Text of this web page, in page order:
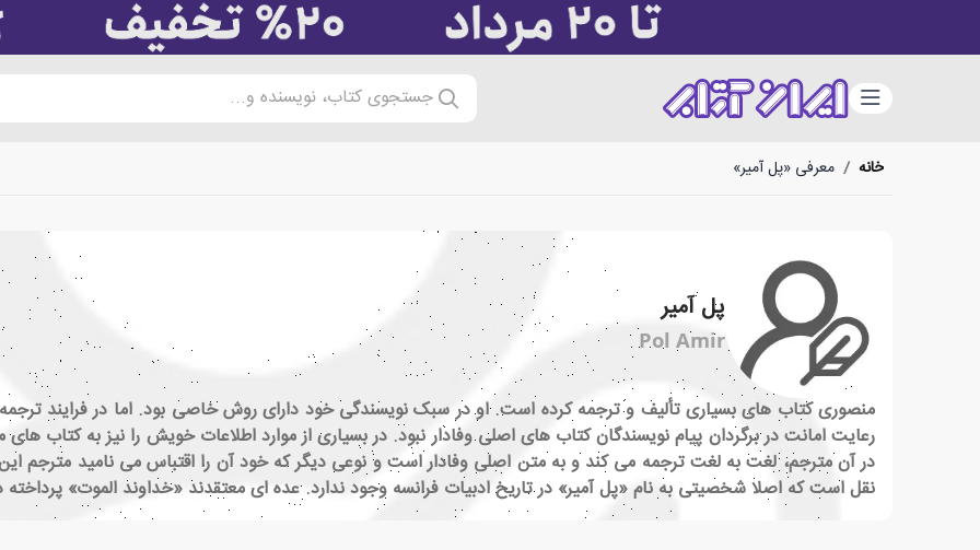
دسته‌بندی جستجوی کتاب، نویسنده و...
خانه / معرفی «پل آمیر»
پل آمیر
Pol Amir
منصوری کتاب های بسیاری تألیف و ترجمه کرده است. او در سبک نویسندگی خود دارای روش خاصی بود. اما در فرایند
رعایت امانت در برگردان پیام نویسندگان کتاب های اصلی وفادار نبود. در بسیاری از موارد اطلاعات خویش را نیز به کتاب
در آن مترجم، لغت به لغت ترجمه می کند و به متن اصلی وفادار است و نوعی دیگر که خود آن را اقتباس می نامید مترجم
نقل است که اصلا شخصیتی به نام «پل آمیر» در تاریخ ادبیات فرانسه وجود ندارد. عده ای معتقدند «خداوند الموت»